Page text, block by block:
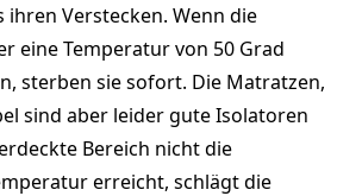
ihren Verstecken. Wenn die
eine Temperatur von 50 Grad
sterben sie sofort. Die Matratzen,
sind aber leider gute Isolatoren
Bereich nicht die
erreicht, schlägt die